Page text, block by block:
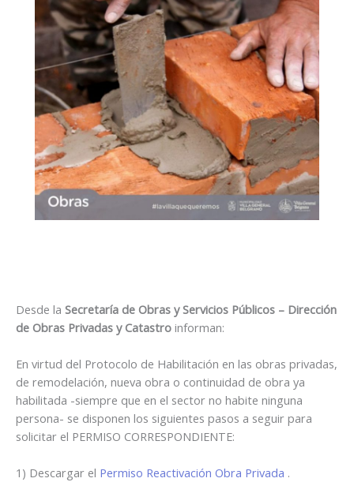
Desde la Secretaría de Obras y Servicios Públicos – Dirección
de Obras Privadas y Catastro informan:
En virtud del Protocolo de Habilitación en las obras privadas,
de remodelación, nueva obra o continuidad de obra ya
habilitada -siempre que en el sector no habite ninguna
persona- se disponen los siguientes pasos a seguir para
solicitar el PERMISO CORRESPONDIENTE:
1) Descargar el Permiso Reactivación Obra Privada .